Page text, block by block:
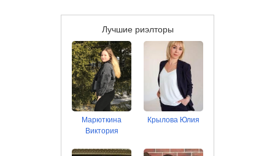
Лучшие риэлторы
Марюткина
Виктория
Крылова Юлия